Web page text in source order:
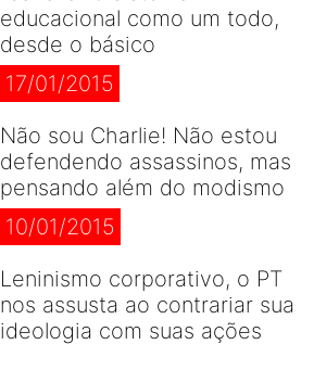
educacional como um todo,
desde o básico
17/01/2015
Não sou Charlie! Não estou
defendendo assassinos, mas
pensando além do modismo
10/01/2015
Leninismo corporativo, o PT
nos assusta ao contrariar sua
ideologia com suas ações